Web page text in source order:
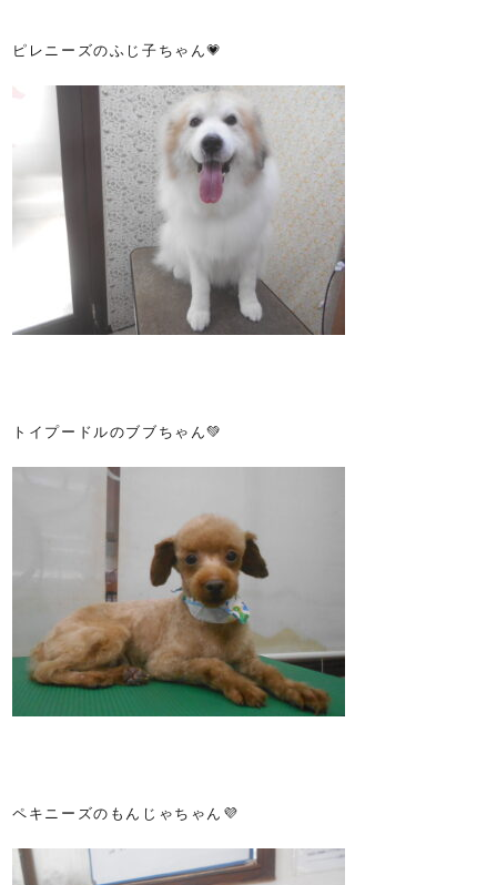
ピレニーズのふじ子ちゃん💗
トイプードルのブブちゃん💚
ペキニーズのもんじゃちゃん💜